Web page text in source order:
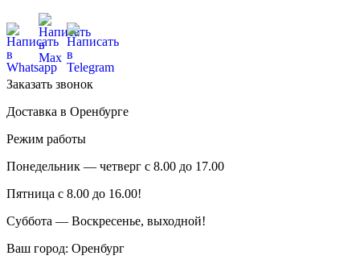
Заказать звонок
Доставка в Оренбурге
Режим работы
Понедельник — четверг с 8.00 до 17.00
Пятница с 8.00 до 16.00!
Суббота — Воскресенье, выходной!
Ваш город: Оренбург